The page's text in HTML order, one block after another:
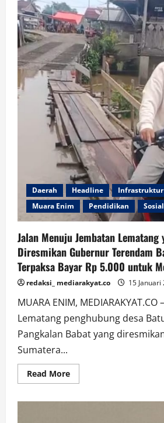
Kabupaten
Muara
Enim
Kian
Menjadi,
Kini
Gudang
BBM
Ilegal
di
Desa
Lembak
Lancar
Beroperasi
Daerah Headline Infrastruktur
Muara Enim
Pendidikan Sosial
Jalan Menuju Jembatan Lematang
Diresmikan Gubernur Terendam
Terpaksa Bayar Rp 5.000 untuk
redaksi_ mediarakyat.co 15 Januari
MUARA ENIM, MEDIARAKYAT.CO
Lematang penghubung desa
Pangkalan Babat yang
Sumatera...
Read MoreRead
more